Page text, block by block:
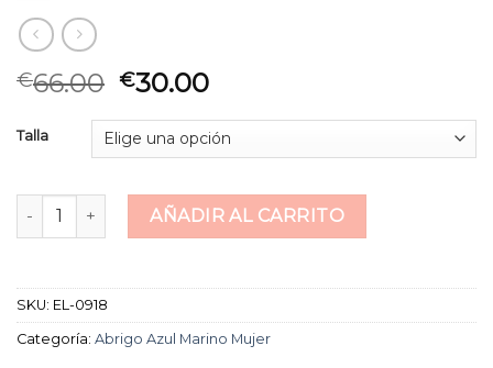
€66.00 €30.00
Talla
abrigo azul marino mujer cantidad
AÑADIR AL CARRITO
SKU: EL-0918
Categoría: Abrigo Azul Marino Mujer